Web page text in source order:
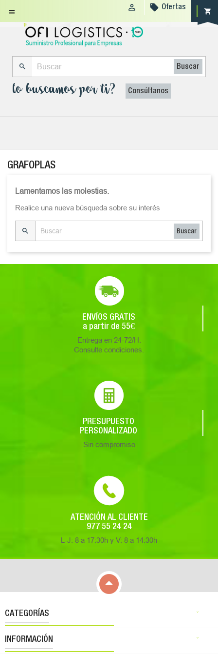
 shopping_cart
  Ofertas
 Buscar
lo buscamos por ti? Consúltanos
GRAFOPLAS
Lamentamos las molestias.
Realice una nueva búsqueda sobre su interés
 Buscar
ENVÍOS GRATIS
a partir de 55€
Entrega en 24-72/H.
Consulte condiciones.
PRESUPUESTO
PERSONALIZADO
Sin compromiso
ATENCIÓN AL CLIENTE
977 55 24 24
L-J: 8 a 17:30h y V: 8 a 14:30h

CATEGORÍAS 
INFORMACIÓN 